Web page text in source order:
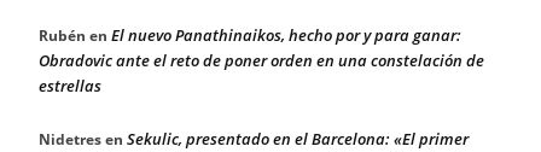
Rubén en El nuevo Panathinaikos, hecho por y para ganar:
Obradovic ante el reto de poner orden en una constelación de
estrellas
Nidetresen Sekulic, presentado en el Barcelona: «El primer